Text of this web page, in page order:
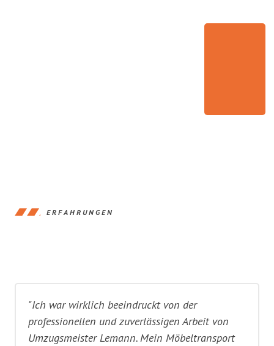
ERFAHRUNGEN
"Ich war wirklich beeindruckt von der
professionellen und zuverlässigen Arbeit von
Umzugsmeister Lemann. Mein Möbeltransport